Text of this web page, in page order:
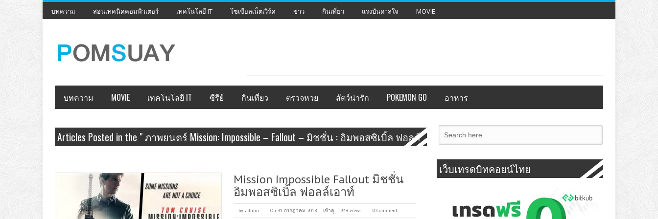
บทความ สอนเทคนิคคอมพิวเตอร์ เทคโนโลยี IT โซเชียลเน็ตเวิร์ค ข่าว กินเที่ยว แรงบันดาลใจ MOVIE
บทความ MOVIE เทคโนโลยี IT ซีรีย์ กินเที่ยว ตรวจหวย สัตว์น่ารัก POKEMON GO อาหาร
Articles Posted in the " ภาพยนตร์ Mission: Impossible – Fallout – มิชชั่น : อิมพอสซิเบิ้ล ฟอลล์
เอาท์ " Category
Mission Impossible Fallout มิชชั่น
อิมพอสซิเบิ้ล ฟอลล์เอาท์
by admin On 31 กรกฎาคม 2018 เข้าดู 349 views 0 Comment
เว็บเทรดบิทคอยน์ไทย